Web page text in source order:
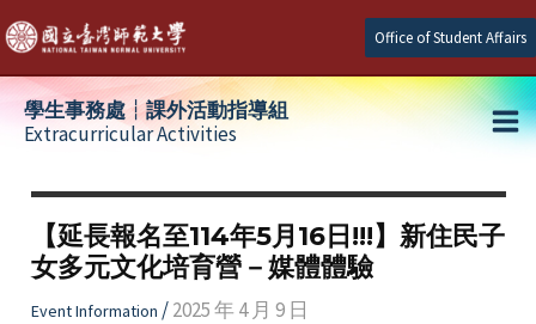
Skip
to
content
Office of Student Affairs
學生事務處┆課外活動指導組
Extracurricular Activities
【延長報名至114年5月16日!!!】新住民子
女多元文化培育營－媒體體驗
Event Information /2025 年 4 月 9 日